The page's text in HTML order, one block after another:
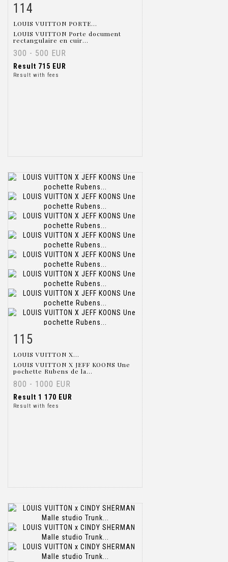
Item detail
114
LOUIS VUITTON PORTE...
LOUIS VUITTON Porte document
rectangulaire en cuir...
300 - 500 EUR
Result 715 EUR
Result with fees
Item detail
115
LOUIS VUITTON X...
LOUIS VUITTON X JEFF KOONS Une
pochette Rubens de la...
800 - 1000 EUR
Result 1 170 EUR
Result with fees